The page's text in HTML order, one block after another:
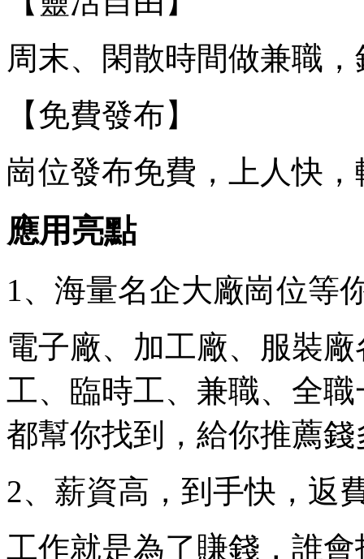
周末、閑散時間做兼職
【免費發布】
崗位發布免費，上人快
應用亮點
1、海量名企大廠崗位等
電子廠、加工廠、服裝
工、臨時工、兼職、全
都幫你找到，給你推薦
2、薪資高，到手快，返
工作就是為了賺錢，誰